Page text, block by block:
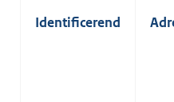
Identificerend